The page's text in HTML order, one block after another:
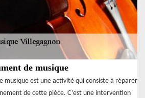
de musique
musique est une activité qui consiste à réparer
de cette pièce. C’est une intervention